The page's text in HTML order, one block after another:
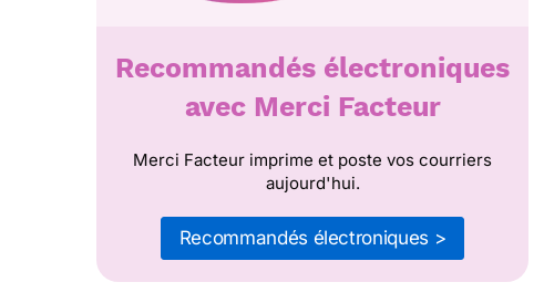
Recommandés électroniques
avec Merci Facteur
Merci Facteur imprime et poste vos courriers
aujourd'hui.
Recommandés électroniques >